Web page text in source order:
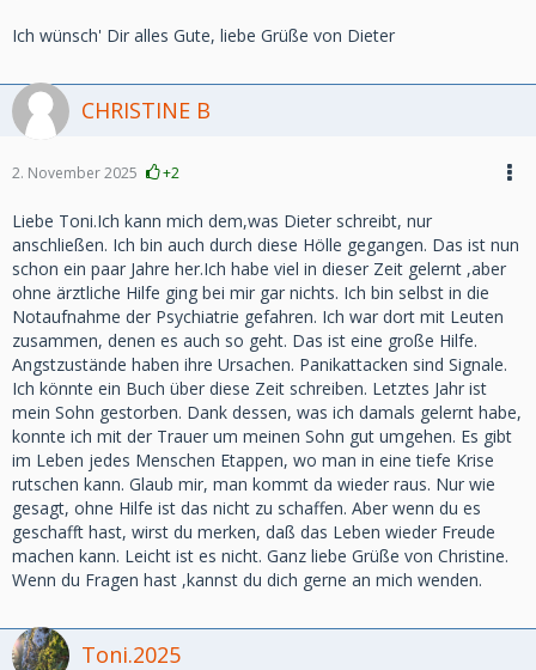
Ich wünsch' Dir alles Gute, liebe Grüße von Dieter
CHRISTINE B
2. November 2025 +2
Liebe Toni.Ich kann mich dem,was Dieter schreibt, nur
anschließen. Ich bin auch durch diese Hölle gegangen. Das ist nun
schon ein paar Jahre her.Ich habe viel in dieser Zeit gelernt ,aber
ohne ärztliche Hilfe ging bei mir gar nichts. Ich bin selbst in die
Notaufnahme der Psychiatrie gefahren. Ich war dort mit Leuten
zusammen, denen es auch so geht. Das ist eine große Hilfe.
Angstzustände haben ihre Ursachen. Panikattacken sind Signale.
Ich könnte ein Buch über diese Zeit schreiben. Letztes Jahr ist
mein Sohn gestorben. Dank dessen, was ich damals gelernt habe,
konnte ich mit der Trauer um meinen Sohn gut umgehen. Es gibt
im Leben jedes Menschen Etappen, wo man in eine tiefe Krise
rutschen kann. Glaub mir, man kommt da wieder raus. Nur wie
gesagt, ohne Hilfe ist das nicht zu schaffen. Aber wenn du es
geschafft hast, wirst du merken, daß das Leben wieder Freude
machen kann. Leicht ist es nicht. Ganz liebe Grüße von Christine.
Wenn du Fragen hast ,kannst du dich gerne an mich wenden.
Toni.2025